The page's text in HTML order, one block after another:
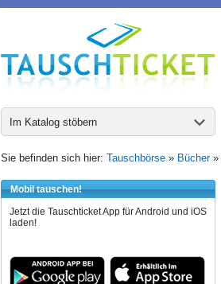
Im Katalog stöbern
Sie befinden sich hier: Tauschbörse » Bücher»
Mobil tauschen!
Jetzt die Tauschticket App für Android und iOS
laden!